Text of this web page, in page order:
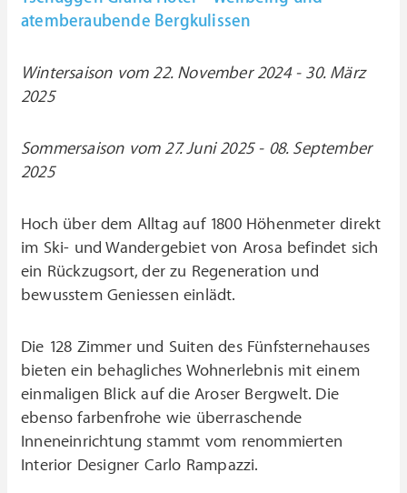
atemberaubende Bergkulissen
Wintersaison vom 22. November 2024 - 30. März
2025
Sommersaison vom 27. Juni 2025 - 08. September
2025
Hoch über dem Alltag auf 1800 Höhenmeter direkt
im Ski- und Wandergebiet von Arosa befindet sich
ein Rückzugsort, der zu Regeneration und
bewusstem Geniessen einlädt.
Die 128 Zimmer und Suiten des Fünfsternehauses
bieten ein behagliches Wohnerlebnis mit einem
einmaligen Blick auf die Aroser Bergwelt. Die
ebenso farbenfrohe wie überraschende
Inneneinrichtung stammt vom renommierten
Interior Designer Carlo Rampazzi.